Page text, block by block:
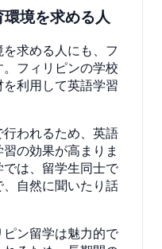
境を求める人
求める人にも、フ
フィリピンの学校
利用して英語学習
われるため、英語
の効果が高まりま
は、留学生同士で
自然に聞いたり話
ン留学は魅力的で